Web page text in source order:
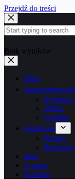
Przejdź do treści
Brak wyników
Blog
Systemy
Office
Grafika
Hardware
Porady
Recenzje
Inne
O mnie
Kontakt